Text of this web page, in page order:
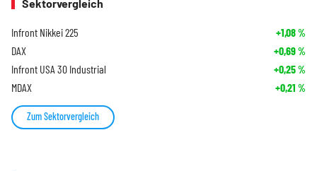
Sektorvergleich
Infront Nikkei 225 +1,08%
DAX +0,69%
Infront USA 30 Industrial +0,25%
MDAX +0,21 %
Zum Sektorvergleich